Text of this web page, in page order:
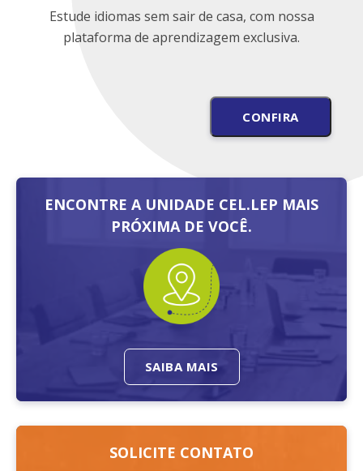
Estude idiomas sem sair de casa, com nossa
plataforma de aprendizagem exclusiva.
CONFIRA
ENCONTRE A UNIDADE CEL.LEP MAIS
PRÓXIMA DE VOCÊ.
SAIBA MAIS
SOLICITE CONTATO